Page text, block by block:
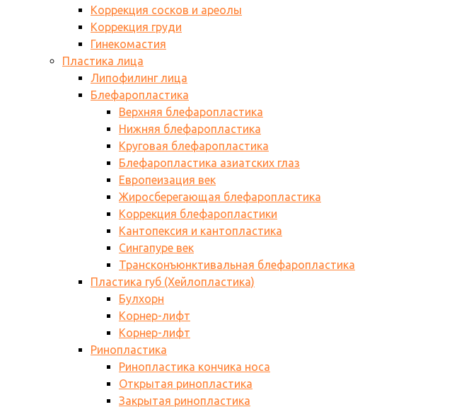
Коррекция сосков и ареолы
Коррекция груди
Гинекомастия
Пластика лица
Липофилинг лица
Блефаропластика
Верхняя блефаропластика
Нижняя блефаропластика
Круговая блефаропластика
Блефаропластика азиатских глаз
Европеизация век
Жиросберегающая блефаропластика
Коррекция блефаропластики
Кантопексия и кантопластика
Сингапуре век
Трансконъюнктивальная блефаропластика
Пластика губ (Хейлопластика)
Булхорн
Корнер-лифт
Корнер-лифт
Ринопластика
Ринопластика кончика носа
Открытая ринопластика
Закрытая ринопластика